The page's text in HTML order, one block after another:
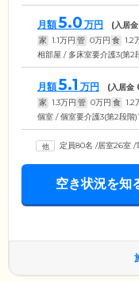
月額5.0 万円 (入居金
家 1.1万円 管 0万円 食 1.2
相部屋 / 多床室要介護3(第2
月額5.1 万円 (入居金
家 1.3万円 管 0万円 食 1.2
個室 / 個室要介護3(第2段階
定員80名 /居室26室 /
空き状況を知